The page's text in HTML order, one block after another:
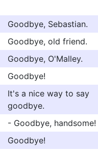
Goodbye, Sebastian.
Goodbye, old friend.
Goodbye, O'Malley.
Goodbye!
It's a nice way to say
goodbye.
- Goodbye, handsome!
Goodbye!